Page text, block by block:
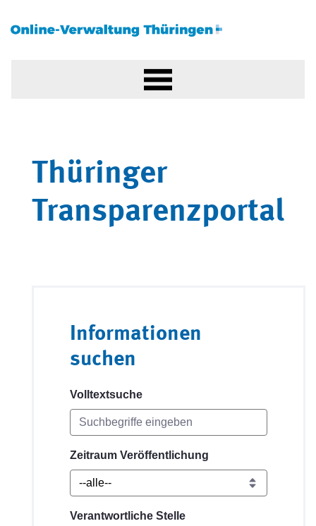
Thüringer
Transparenzportal
Informationen
suchen
Volltextsuche
Zeitraum Veröffentlichung
Verantwortliche Stelle